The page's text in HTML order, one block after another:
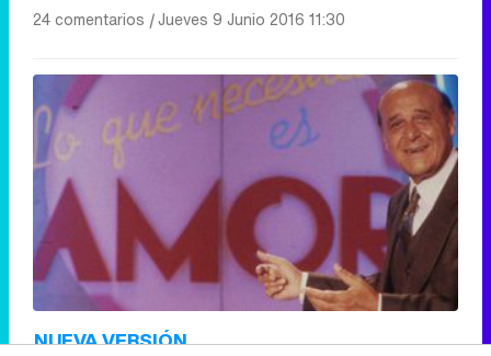
24 comentarios |Jueves 9 Junio 2016 11:30
NUEVA VERSIÓN